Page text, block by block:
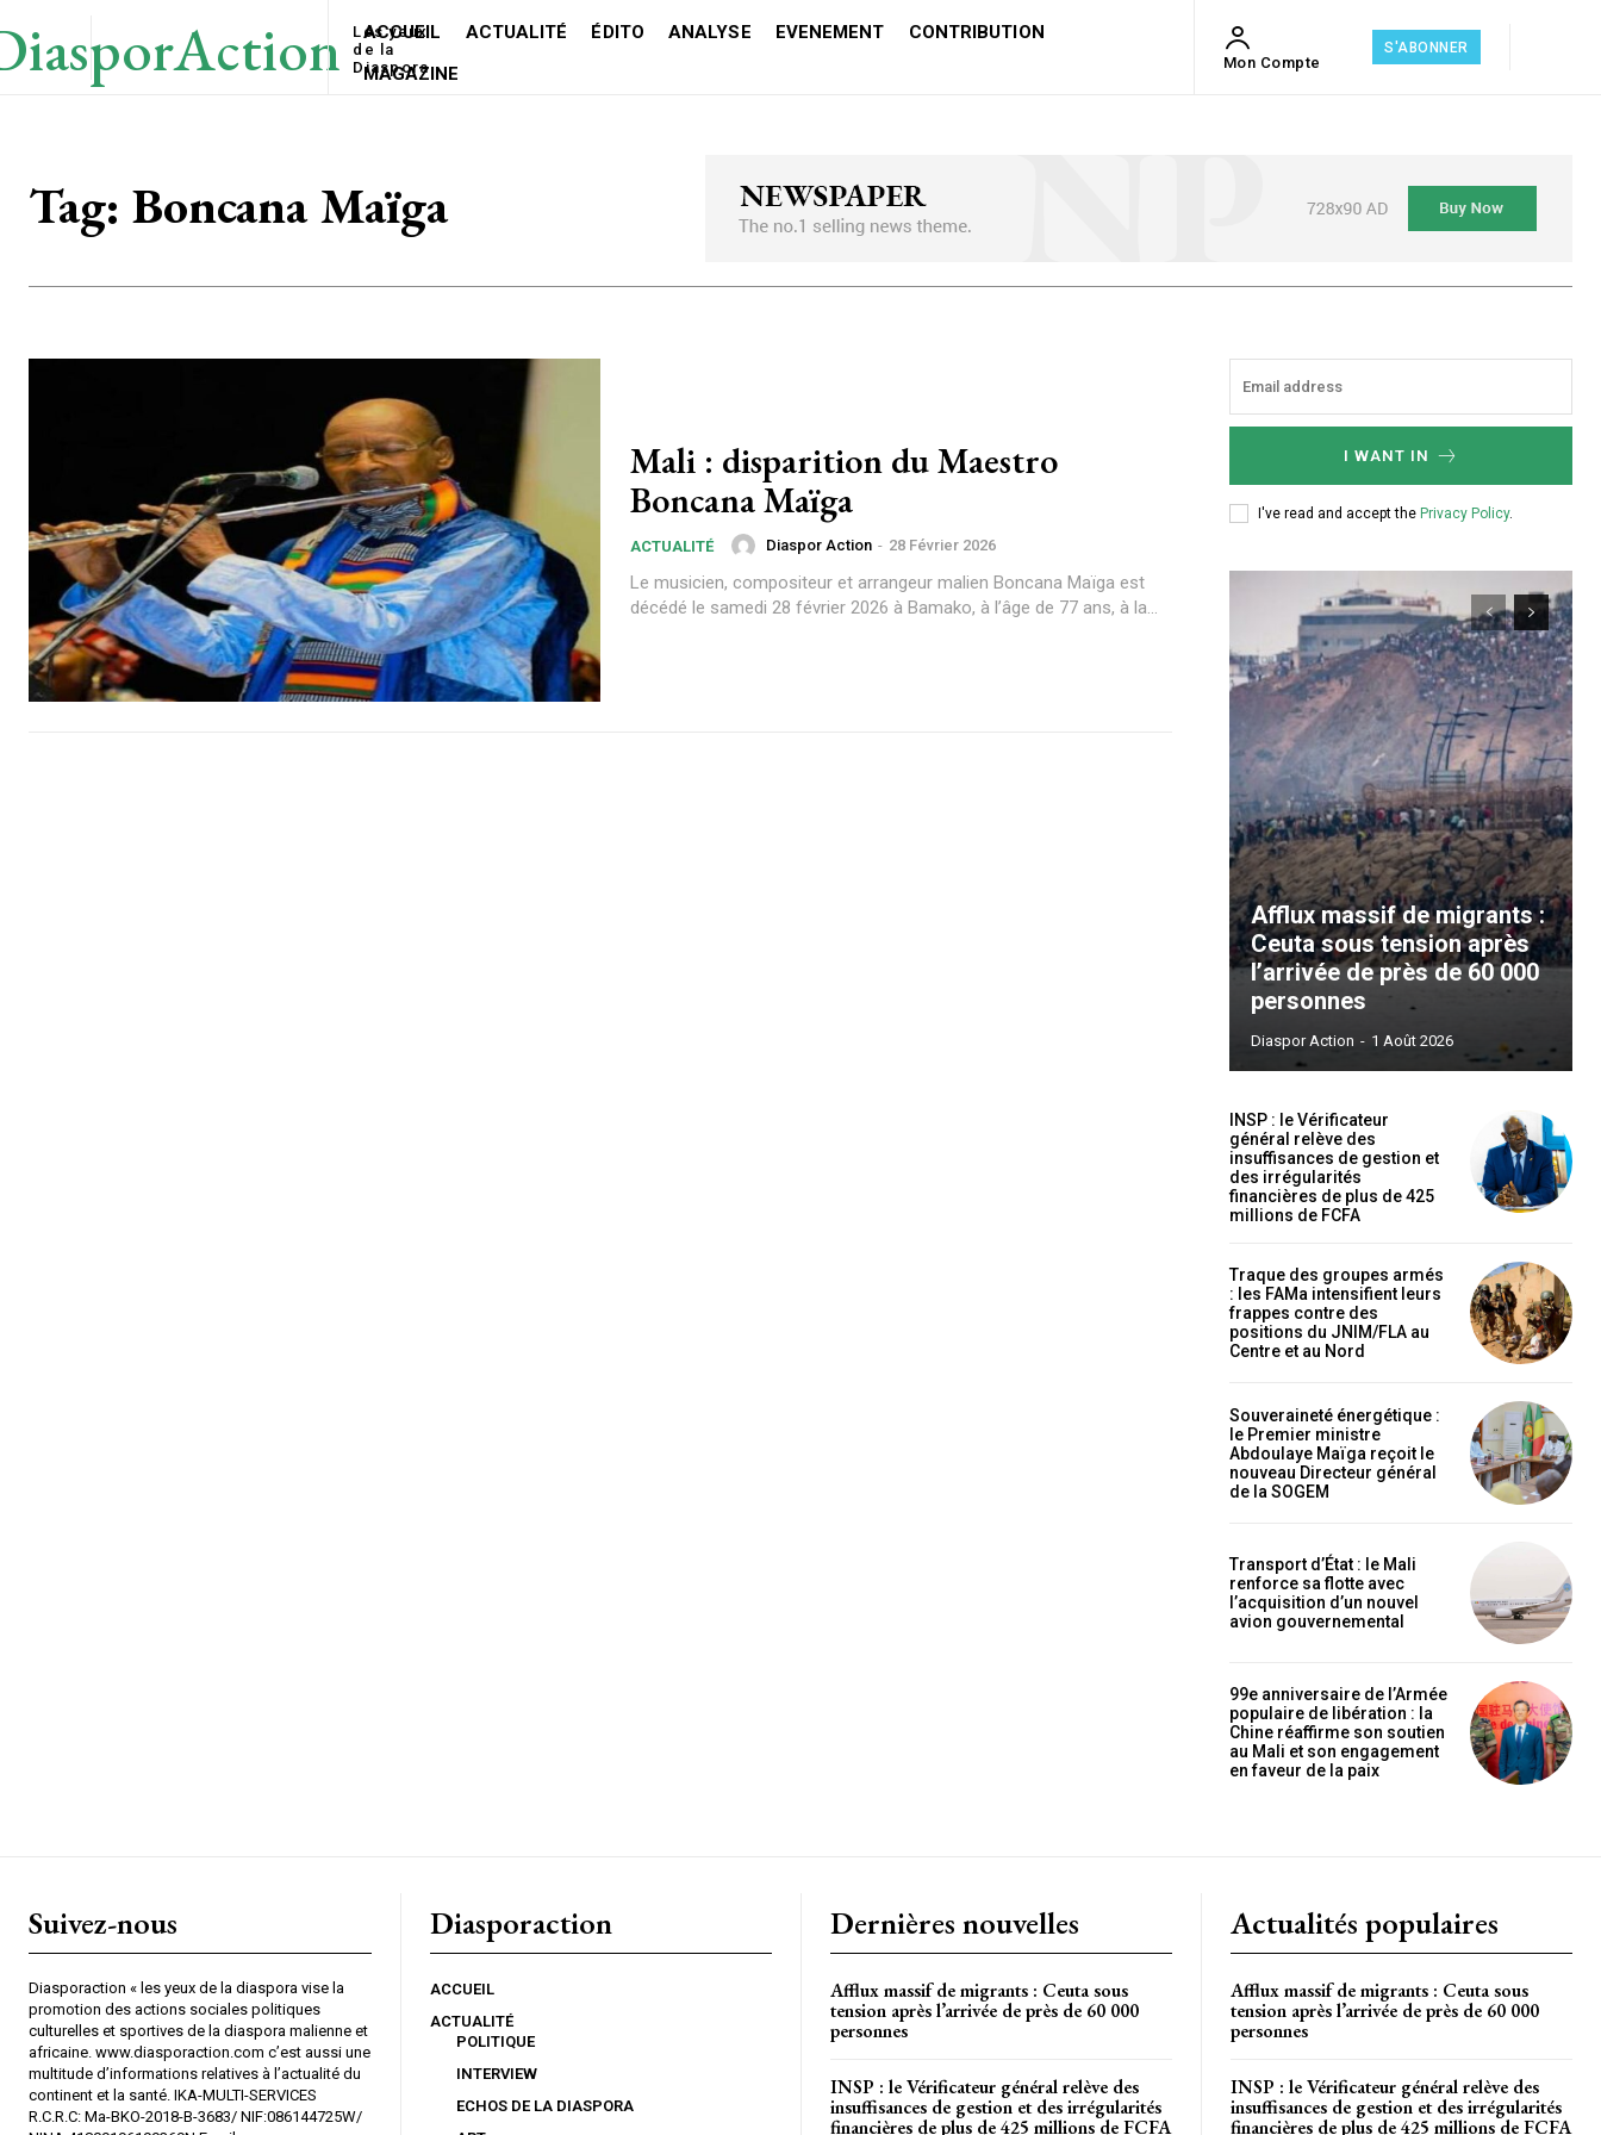
Les yeux
de la
Diaspora
ACCUEIL ACTUALITÉ ÉDITO ANALYSE EVENEMENT
CONTRIBUTION
MAGAZINE
Mon Compte
S'ABONNER
Tag: Boncana Maïga
Mali : disparition du Maestro
Boncana Maïga
ACTUALITÉ Diaspor Action - 28 Février 2026
Le musicien, compositeur et arrangeur malien Boncana Maïga est
décédé le samedi 28 février 2026 à Bamako, à l’âge de 77 ans, à la...
I WANT IN
I've read and accept the Privacy Policy.
Afflux massif de migrants :
Ceuta sous tension après
l’arrivée de près de 60 000
personnes
Diaspor Action - 1 Août 2026
INSP : le Vérificateur
général relève des
insuffisances de gestion et
des irrégularités
financières de plus de 425
millions de FCFA
Traque des groupes armés
: les FAMa intensifient leurs
frappes contre des
positions du JNIM/FLA au
Centre et au Nord
Souveraineté énergétique :
le Premier ministre
Abdoulaye Maïga reçoit le
nouveau Directeur général
de la SOGEM
Transport d’État : le Mali
renforce sa flotte avec
l’acquisition d’un nouvel
avion gouvernemental
99e anniversaire de l’Armée
populaire de libération : la
Chine réaffirme son soutien
au Mali et son engagement
en faveur de la paix
Suivez-nous
Diasporaction « les yeux de la diaspora vise la
promotion des actions sociales politiques
culturelles et sportives de la diaspora malienne et
africaine. www.diasporaction.com c’est aussi une
multitude d’informations relatives à l’actualité du
continent et la santé. IKA-MULTI-SERVICES
R.C.R.C: Ma-BKO-2018-B-3683/ NIF:086144725W/
Diasporaction
ACCUEIL
ACTUALITÉ
POLITIQUE
INTERVIEW
ECHOS DE LA DIASPORA
Dernières nouvelles
Afflux massif de migrants : Ceuta sous
tension après l’arrivée de près de 60 000
personnes
INSP : le Vérificateur général relève des
insuffisances de gestion et des irrégularités
financières de plus de 425 millions de FCFA
Actualités populaires
Afflux massif de migrants : Ceuta sous
tension après l’arrivée de près de 60 000
personnes
INSP : le Vérificateur général relève des
insuffisances de gestion et des irrégularités
financières de plus de 425 millions de FCFA